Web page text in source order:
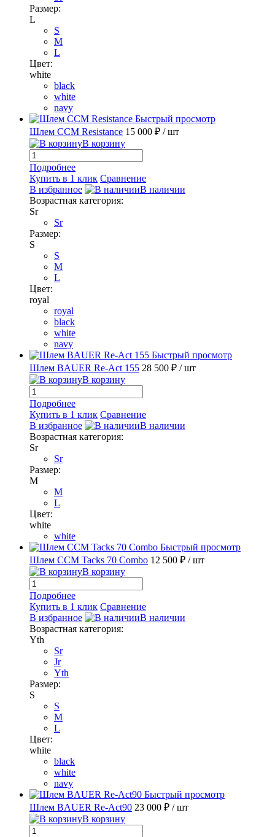
Размер:
L
S
M
L
Цвет:
white
black
white
navy
Быстрый просмотр
Шлем CCM Resistance 15 000 ₽ / шт
В корзину
Подробнее
Купить в 1 клик Сравнение
В избранное
В наличии
Возрастная категория:
Sr
Sr
Размер:
S
S
M
L
Цвет:
royal
royal
black
white
navy
Быстрый просмотр
Шлем BAUER Re-Act 155 28 500 ₽ / шт
В корзину
Подробнее
Купить в 1 клик Сравнение
В избранное
В наличии
Возрастная категория:
Sr
Sr
Размер:
M
M
L
Цвет:
white
white
Быстрый просмотр
Шлем CCM Tacks 70 Combo 12 500 ₽ / шт
В корзину
Подробнее
Купить в 1 клик Сравнение
В избранное
В наличии
Возрастная категория:
Yth
Sr
Jr
Yth
Размер:
S
S
M
L
Цвет:
white
black
white
navy
Быстрый просмотр
Шлем BAUER Re-Act90 23 000 ₽ / шт
В корзину